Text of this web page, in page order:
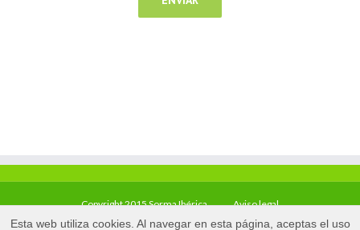
Copyright 2015 Sorma Ibérica Aviso legal
Esta web utiliza cookies. Al navegar en esta página, aceptas el uso